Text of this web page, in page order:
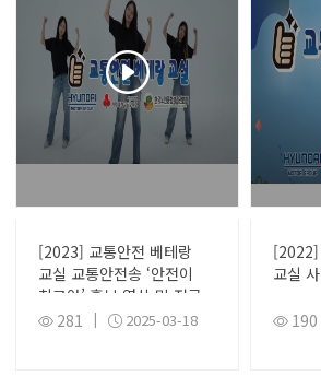
[2023] 교통안전 베테랑
교실 교통안전송 ‘안전이
최고야’ 홍보 영상 및 전국
챌린지 영상
281 | 2025-03-18
[2022]
교실
190